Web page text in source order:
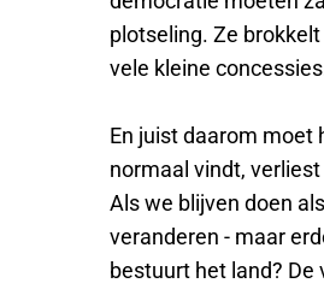
plotseling. Ze
vele kleine
En juist daarom moet
normaal vindt,
Als we blijven doen
veranderen - maar
bestuurt het land? De